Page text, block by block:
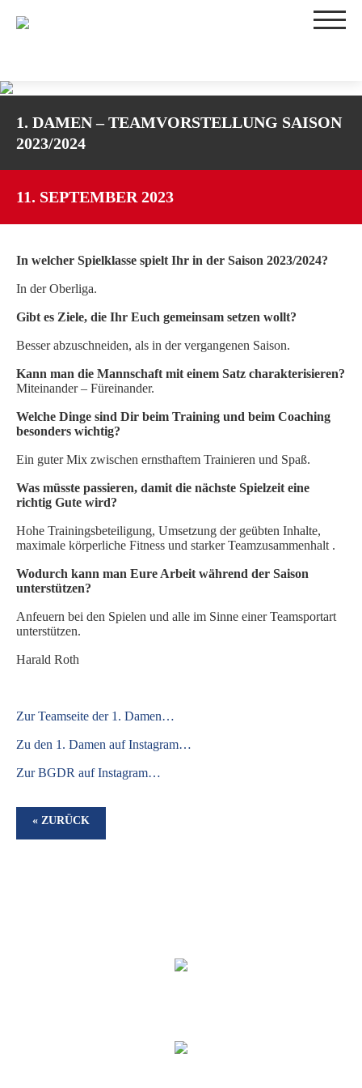
TEAMS
1. DAMEN
2. DAMEN
3. DAMEN
WU16-1
WU14-2
WU12
SPIELBETRIEB
SPIELORGANISATION
BGDR-INSIDE
WER WIR SIND…
TRAINER*INNEN
DER VORSTAND
ORTHOPÄDISCHES TEAM
FÖRDERUNG
MITGLIEDSANTRAG
SHOP
1. DAMEN – TEAMVORSTELLUNG SAISON
2023/2024
11. SEPTEMBER 2023
In welcher Spielklasse spielt Ihr in der Saison 2023/2024?
In der Oberliga.
Gibt es Ziele, die Ihr Euch gemeinsam setzen wollt?
Besser abzuschneiden, als in der vergangenen Saison.
Kann man die Mannschaft mit einem Satz charakterisieren?
Miteinander – Füreinander.
Welche Dinge sind Dir beim Training und beim Coaching
besonders wichtig?
Ein guter Mix zwischen ernsthaftem Trainieren und Spaß.
Was müsste passieren, damit die nächste Spielzeit eine
richtig Gute wird?
Hohe Trainingsbeteiligung, Umsetzung der geübten Inhalte,
maximale körperliche Fitness und starker Teamzusammenhalt .
Wodurch kann man Eure Arbeit während der Saison
unterstützen?
Anfeuern bei den Spielen und alle im Sinne einer Teamsportart
unterstützen.
Harald Roth
Zur Teamseite der 1. Damen…
Zu den 1. Damen auf Instagram…
Zur BGDR auf Instagram…
« ZURÜCK